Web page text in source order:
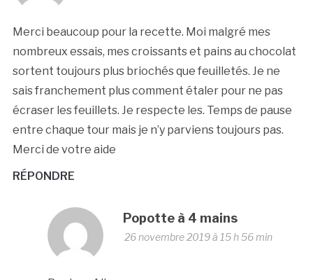
Merci beaucoup pour la recette. Moi malgré mes
nombreux essais, mes croissants et pains au chocolat
sortent toujours plus briochés que feuilletés. Je ne
sais franchement plus comment étaler pour ne pas
écraser les feuillets. Je respecte les. Temps de pause
entre chaque tour mais je n’y parviens toujours pas.
Merci de votre aide
RÉPONDRE
Popotte à 4 mains
26 novembre 2019 à 15 h 56 min